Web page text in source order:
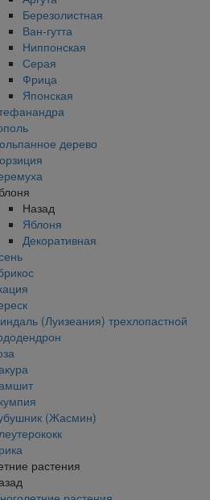
Березолистная
Ван-гутта
Ниппонская
Серая
Фрица
Японская
дерево
Назад
Яблоня
Декоративная
(Луизеания) трехлопастной
(Жасмин)
растения